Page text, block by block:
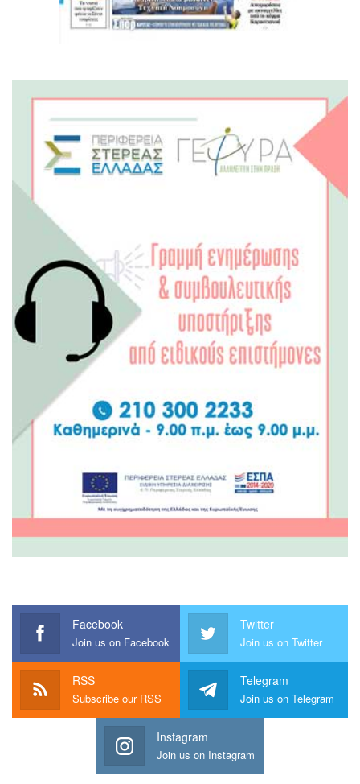
Facebook
Join us on Facebook
Twitter
Join us on Twitter
RSS
Subscribe our RSS
Telegram
Join us on Telegram
Instagram
Join us on Instagram